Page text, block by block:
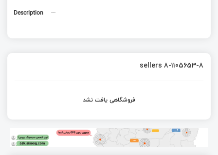
Description ---
sellers 8-1105653-8
فروشگاهی یافت نشد